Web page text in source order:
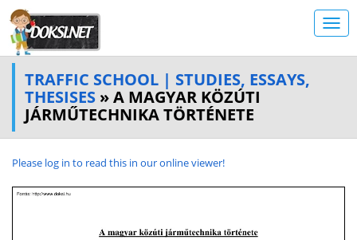
TRAFFIC SCHOOL | STUDIES, ESSAYS,
THESISES » A MAGYAR KÖZÚTI
JÁRMŰTECHNIKA TÖRTÉNETE
Please log in to read this in our online viewer!